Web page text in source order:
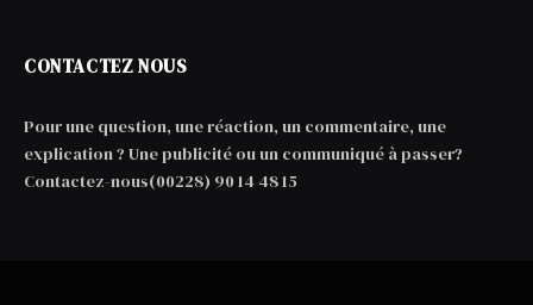
CONTACTEZ NOUS
Pour une question, une réaction, un commentaire, une
explication ? Une publicité ou un communiqué à passer?
Contactez-nous(00228) 90 14 48 15